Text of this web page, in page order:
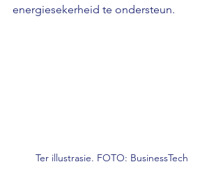
energiesekerheid te ondersteun.
Ter illustrasie. FOTO: BusinessTech